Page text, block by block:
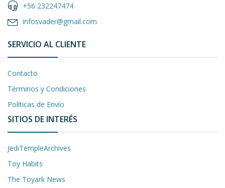
+56 232247474
infosvader@gmail.com
SERVICIO AL CLIENTE
Contacto
Términos y Condiciones
Políticas de Envío
SITIOS DE INTERÉS
JediTempleArchives
Toy Habits
The Toyark News